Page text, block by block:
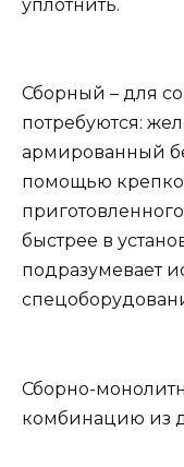
уплотнить.
Сборный – для
потребуются:
армированный
помощью
быстрее в
подразумевает
Сборно-
комбинацию из